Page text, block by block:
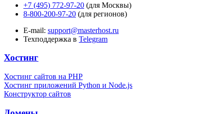
+7 (495) 772-97-20 (для Москвы)
8-800-200-97-20 (для регионов)
E-mail: support@masterhost.ru
Техподдержка в Telegram
Хостинг
Хостинг сайтов на PHP
Хостинг приложений Python и Node.js
Конструктор сайтов